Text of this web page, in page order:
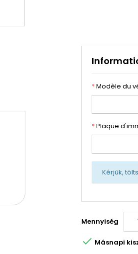
*Modèle du
*Plaque
Kérjük,
Mennyiség
 Másnapi